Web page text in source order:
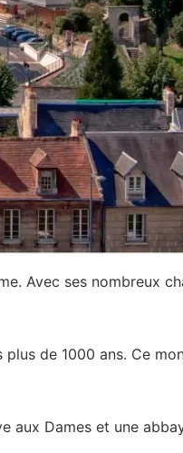
Avec ses nombreux
de 1000 ans. Ce
aux Dames et une